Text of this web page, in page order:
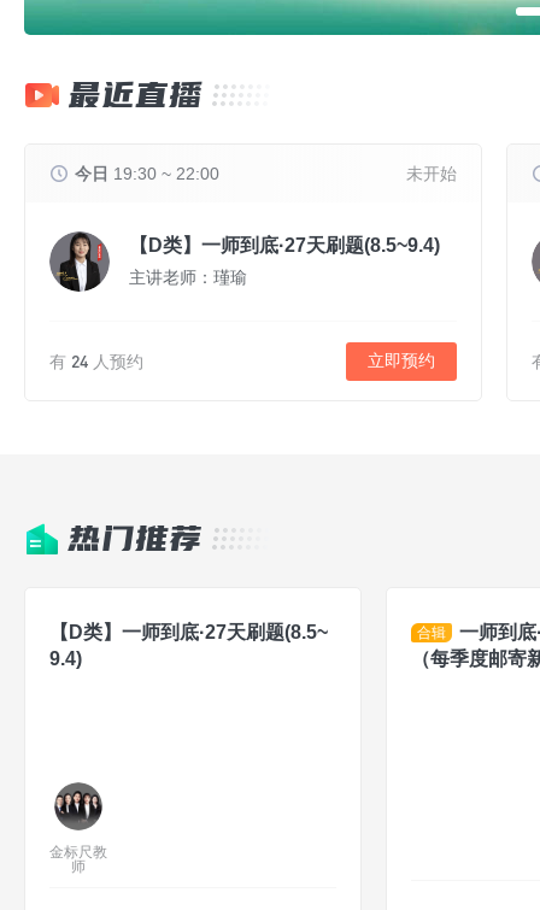
最近直播
今日 19:30 ~ 22:00 未开始
【D类】一师到底·27天刷题(8.5~9.4)
主讲老师：瑾瑜
有 24 人预约 立即预约
热门推荐
【D类】一师到底·27天刷题(8.5~
9.4)
金标尺教
师
合辑
一师到底
（每季度邮